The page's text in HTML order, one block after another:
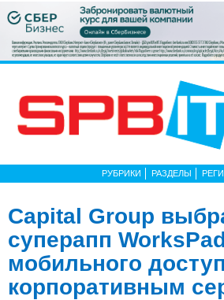
РУБРИКИ РАЗДЕЛЫ
Capital Group
суперапп
мобильного
корпоративным